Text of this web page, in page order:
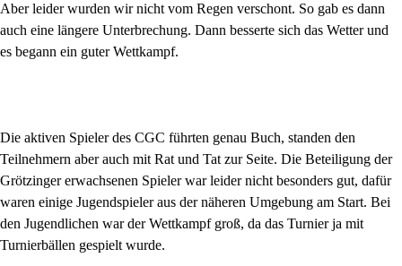
Aber leider wurden wir nicht vom Regen verschont. So gab es dann
auch eine längere Unterbrechung. Dann besserte sich das Wetter und
es begann ein guter Wettkampf.
Die aktiven Spieler des CGC führten genau Buch, standen den
Teilnehmern aber auch mit Rat und Tat zur Seite. Die Beteiligung der
Grötzinger erwachsenen Spieler war leider nicht besonders gut, dafür
waren einige Jugendspieler aus der näheren Umgebung am Start. Bei
den Jugendlichen war der Wettkampf groß, da das Turnier ja mit
Turnierbällen gespielt wurde.